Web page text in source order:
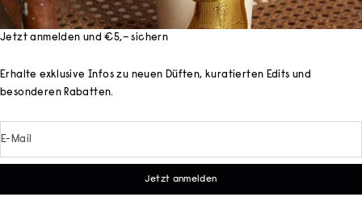
Jetzt anmelden und €5,– sichern
Erhalte exklusive Infos zu neuen Düften, kuratierten Edits und
besonderen Rabatten.
E-Mail
Jetzt anmelden